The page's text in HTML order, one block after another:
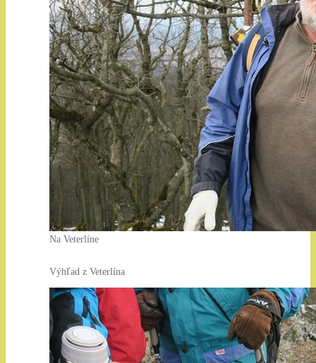
Na Veterlíne
Výhľad z Veterlína